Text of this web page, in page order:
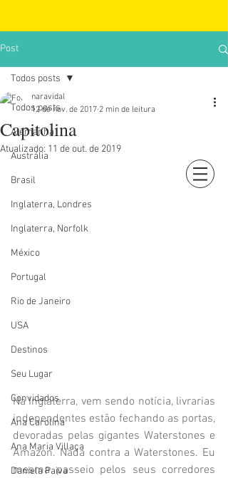
Post
Todos posts
Alemanha
Austrália
Brasil
Inglaterra, Londres
Inglaterra, Norfolk
México
Portugal
Rio de Janeiro
USA
Destinos
Seu Lugar
Convidados
Ana Carolina
Ana Maria Villaça
Daniela Paiva
Todos posts
Capitolina
naravidal
12 de nov. de 2017 2 min de leitura
Atualizado: 11 de out. de 2019
Na Inglaterra, vem sendo notícia, livrarias
independentes estão fechando as portas,
devoradas pelas gigantes Waterstones e
Amazon. Nada contra a Waterstones. Eu
mesma passeio pelos seus corredores